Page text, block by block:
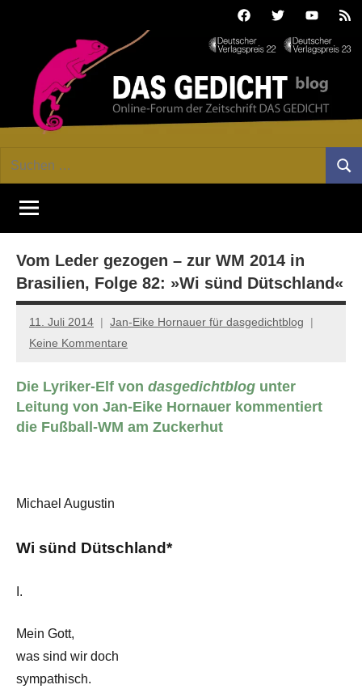
FacebookTwitterYoutube
GEDICHT
blog
Forum
von
DAS
Lyrik,
Essay
Suchen
Vom Leder gezogen – zur WM 2014 in
Brasilien, Folge 82: »Wi sünd Dütschland«
11. Juli 2014
Jan-Eike Hornauer für dasgedichtblog
Keine Kommentare
Die Lyriker-Elf von dasgedichtblog unter
Leitung von Jan-Eike Hornauer kommentiert
die Fußball-WM am Zuckerhut
Michael Augustin
Wi sünd Dütschland*
I.
Mein Gott,
was sind wir doch
sympathisch.